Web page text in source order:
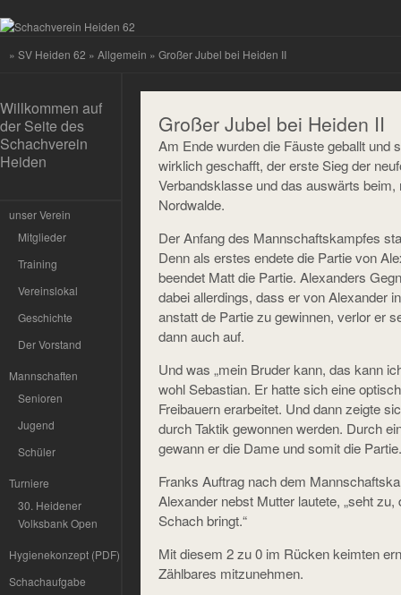
» SV Heiden 62 » Allgemein » Großer Jubel bei Heiden II
Willkommen auf
der Seite des
Schachverein
Heiden
unser Verein
Mitglieder
Training
Vereinslokal
Geschichte
Der Vorstand
Mannschaften
Senioren
Jugend
Schüler
Turniere
30. Heidener
Volksbank Open
Hygienekonzept (PDF)
Schachaufgabe
Großer Jubel bei Heiden II
Am Ende wurden die Fäuste geballt und
wirklich geschafft, der erste Sieg der
Verbandsklasse und das auswärts
Nordwalde.
Der Anfang des Mannschaftskampfes
Denn als erstes endete die Partie von
beendet Matt die Partie. Alexanders
dabei allerdings, dass er von Alexander
anstatt de Partie zu gewinnen, verlor er
dann auch auf.
Und was „mein Bruder kann, das kann
wohl Sebastian. Er hatte sich eine
Freibauern erarbeitet. Und dann zeigte
durch Taktik gewonnen werden. Durch
gewann er die Dame und somit die Partie.
Franks Auftrag nach dem
Alexander nebst Mutter lautete, „seht
Schach bringt.“
Mit diesem 2 zu 0 im Rücken keimten
Zählbares mitzunehmen.